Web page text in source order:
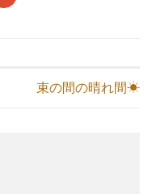
束の間の晴れ間☀